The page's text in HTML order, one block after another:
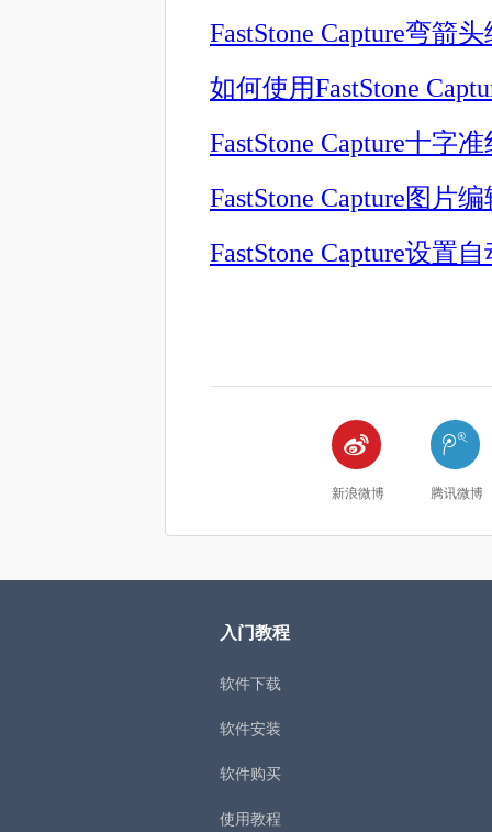
FastStone Capture弯箭
如何使用FastStone
FastStone Capture十字
FastStone Capture图片
FastStone Capture设置

新浪微博

腾讯微博
入门教程
软件下载
软件安装
软件购买
使用教程